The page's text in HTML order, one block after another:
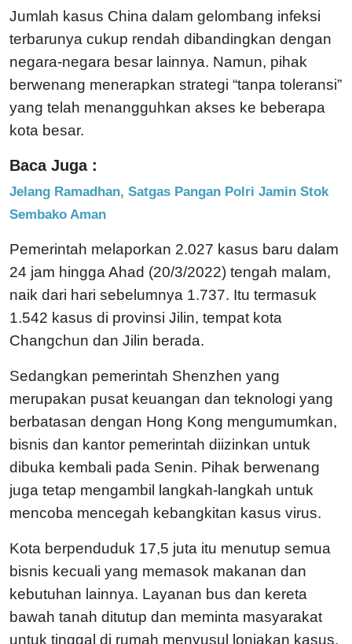
Jumlah kasus China dalam gelombang infeksi
terbarunya cukup rendah dibandingkan dengan
negara-negara besar lainnya. Namun, pihak
berwenang menerapkan strategi “tanpa toleransi”
yang telah menangguhkan akses ke beberapa
kota besar.
Baca Juga :
Jelang Ramadhan, Satgas Pangan Polri Jamin Stok
Sembako Aman
Pemerintah melaporkan 2.027 kasus baru dalam
24 jam hingga Ahad (20/3/2022) tengah malam,
naik dari hari sebelumnya 1.737. Itu termasuk
1.542 kasus di provinsi Jilin, tempat kota
Changchun dan Jilin berada.
Sedangkan pemerintah Shenzhen yang
merupakan pusat keuangan dan teknologi yang
berbatasan dengan Hong Kong mengumumkan,
bisnis dan kantor pemerintah diizinkan untuk
dibuka kembali pada Senin. Pihak berwenang
juga tetap mengambil langkah-langkah untuk
mencoba mencegah kebangkitan kasus virus.
Kota berpenduduk 17,5 juta itu menutup semua
bisnis kecuali yang memasok makanan dan
kebutuhan lainnya. Layanan bus dan kereta
bawah tanah ditutup dan meminta masyarakat
untuk tinggal di rumah menyusul lonjakan kasus.